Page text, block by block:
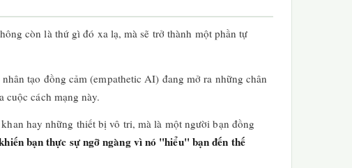
còn là thứ gì đó xa lạ, mà sẽ trở thành một phần tự
tạo đồng cảm (empathetic AI) đang mở ra những chân
cuộc cách mạng này.
hay những thiết bị vô tri, mà là một người bạn đồng
bạn thực sự ngỡ ngàng vì nó "hiểu" bạn đến thế